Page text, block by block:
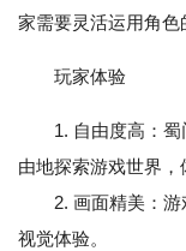
家需要灵活运用角色
玩家体验
1. 自由度高：
由地探索游戏世界，
2. 画面精美：游
视觉体验。